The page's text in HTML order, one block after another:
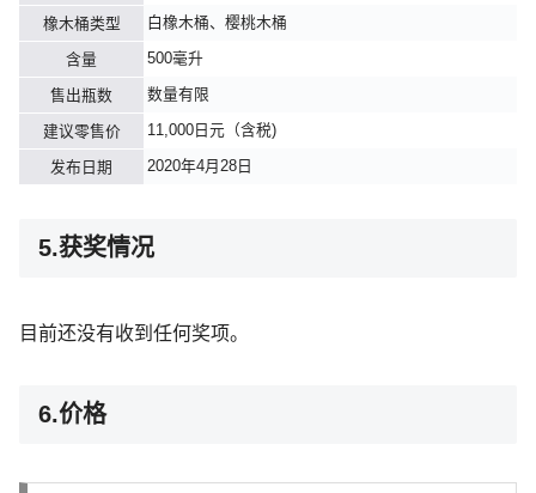
橡木桶类型 白橡木桶、樱桃木桶
含量 500毫升
售出瓶数 数量有限
建议零售价 11,000日元（含税)
发布日期 2020年4月28日
5.获奖情况
目前还没有收到任何奖项。
6.价格